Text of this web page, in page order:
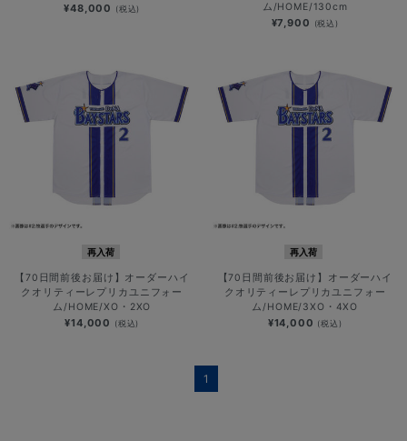
¥48,000 (税込)
ム/HOME/130cm
¥7,900 (税込)
再入荷
【70日間前後お届け】オーダーハイ
クオリティーレプリカユニフォー
ム/HOME/XO・2XO
¥14,000 (税込)
再入荷
【70日間前後お届け】オーダーハイ
クオリティーレプリカユニフォー
ム/HOME/3XO・4XO
¥14,000 (税込)
1